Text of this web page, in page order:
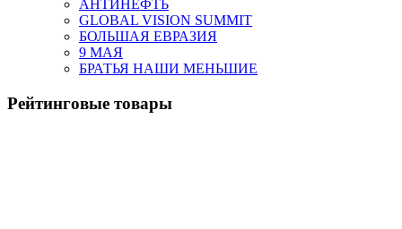
АНТИНЕФТЬ
GLOBAL VISION SUMMIT
БОЛЬШАЯ ЕВРАЗИЯ
9 МАЯ
БРАТЬЯ НАШИ МЕНЬШИЕ
Рейтинговые товары